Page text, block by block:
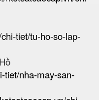
tiet/tu-ho-so-lap-
tiet/nha-may-san-